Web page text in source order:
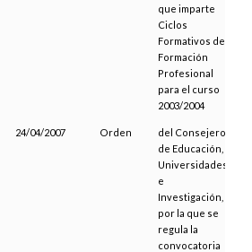
que imparte
Ciclos
Formativos de
Formación
Profesional
para el curso
2003/2004
24/04/2007 Orden
del Consejero
de Educación,
Universidades
e
Investigación,
por la que se
regula la
convocatoria